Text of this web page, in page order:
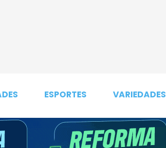
ESPORTES VARIEDADES